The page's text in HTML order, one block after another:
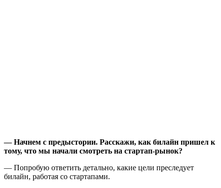
— Начнем с предыстории. Расскажи, как билайн пришел к
тому, что мы начали смотреть на стартап-рынок?
— Попробую ответить детально, какие цели преследует
билайн, работая со стартапами.